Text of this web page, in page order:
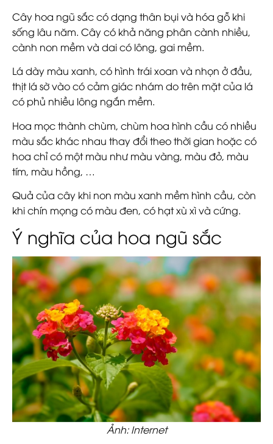
Cây hoa ngũ sắc có dạng thân bụi và hóa gỗ khi
sống lâu năm. Cây có khả năng phân cành nhiều,
cành non mềm và dai có lông, gai mềm.
Lá dày màu xanh, có hình trái xoan và nhọn ở đầu,
thịt lá sờ vào có cảm giác nhám do trên mặt của lá
có phủ nhiều lông ngắn mềm.
Hoa mọc thành chùm, chùm hoa hình cầu có nhiều
màu sắc khác nhau thay đổi theo thời gian hoặc có
hoa chỉ có một màu như màu vàng, màu đỏ, màu
tím, màu hồng, …
Quả của cây khi non màu xanh mềm hình cầu, còn
khi chín mọng có màu đen, có hạt xù xì và cứng.
Ý nghĩa của hoa ngũ sắc
Ảnh: Internet